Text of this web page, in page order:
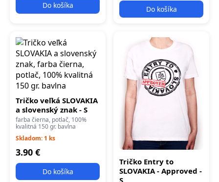
Do košíka Do košíka
Tričko veľká SLOVAKIA
a slovenský znak - S
farba čierna, potlač, 100%
kvalitná 150 gr. bavlna
Skladom: 1 ks
3.90 €
Do košíka
Tričko Entry to
SLOVAKIA - Approved -
S